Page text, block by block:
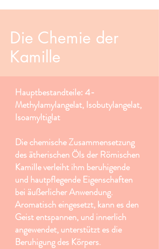
Die Chemie der
Kamille
Hauptbestandteile: 4-
Methylamylangelat, Isobutylangelat,
Isoamyltiglat
Die chemische Zusammensetzung
des ätherischen Öls der Römischen
Kamille verleiht ihm beruhigende
und hautpflegende Eigenschaften
bei äußerlicher Anwendung.
Aromatisch eingesetzt, kann es den
Geist entspannen, und innerlich
angewendet, unterstützt es die
Beruhigung des Körpers.